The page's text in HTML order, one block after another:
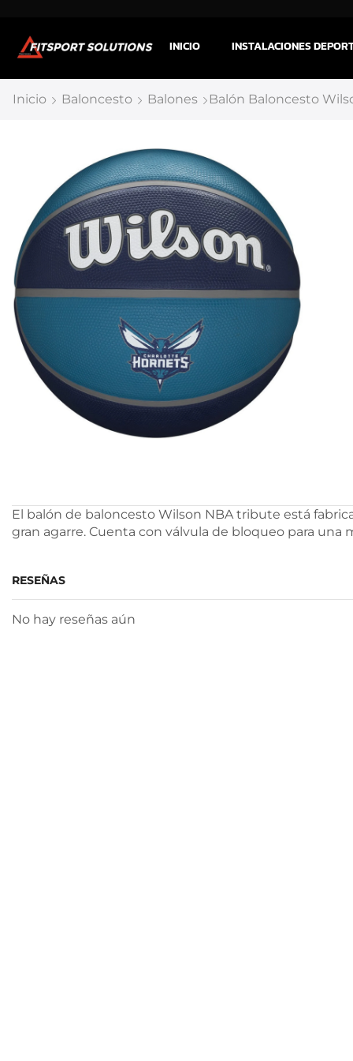
INICIO INSTALACIONES
Inicio Baloncesto Balones Balón Baloncesto
El balón de baloncesto Wilson NBA tribute está
gran agarre. Cuenta con válvula de bloqueo para
RESEÑAS
No hay reseñas aún